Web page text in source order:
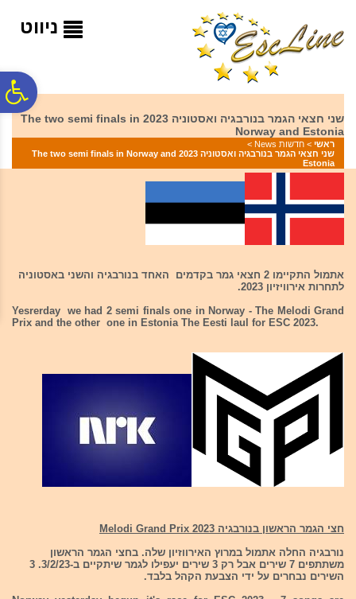
המרכזי
ניווט
שני חצאי הגמר בנורבגיה ואסטוניה 2023 The two semi finals in
Norway and Estonia
ראשי > חדשות News
>
שני חצאי הגמר בנורבגיה ואסטוניה 2023 The two semi finals in Norway and
Estonia
אתמול התקיימו 2 חצאי גמר בקדמים האחד בנורבגיה והשני באסטוניה
לתחרות אירוויזיון 2023.
Yesrerday we had 2 semi finals one in Norway - The Melodi Grand
Prix and the other one in Estonia The Eesti laul for ESC 2023.
חצי הגמר הראשון בנורבגיה Melodi Grand Prix 2023
נורבגיה החלה אתמול במרוץ האירווזיון שלה. בחצי הגמר הראשון
משתתפים 7 שירים אבל רק 3 שירים יעפילו לגמר שיתקיים ב-3/2/23. 3
השירים נבחרים על ידי הצבעת הקהל בלבד.